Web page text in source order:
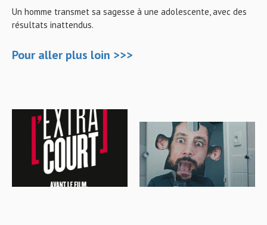
Un homme transmet sa sagesse à une adolescente, avec des
résultats inattendus.
Pour aller plus loin >>>